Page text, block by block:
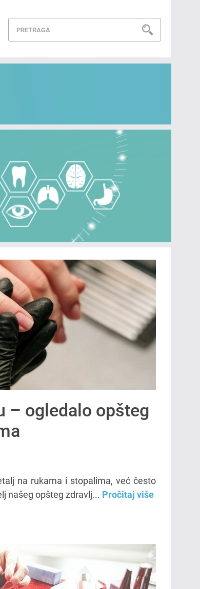
– ogledalo opšteg
na rukama i stopalima, već često
našeg opšteg zdravlj... Pročitaj više